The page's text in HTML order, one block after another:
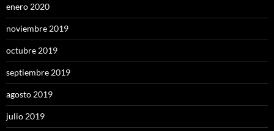
enero 2020
noviembre 2019
octubre 2019
septiembre 2019
agosto 2019
julio 2019